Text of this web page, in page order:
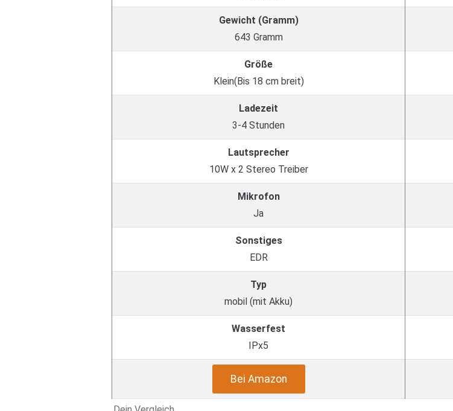
Gewicht (Gramm)
643 Gramm
Größe
Klein(Bis 18 cm breit)
Ladezeit
3-4 Stunden
Lautsprecher
10W x 2 Stereo Treiber
Mikrofon
Ja
Sonstiges
EDR
Typ
mobil (mit Akku)
Wasserfest
IPx5
Bei Amazon